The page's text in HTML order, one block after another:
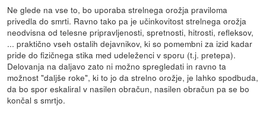
Ne glede na vse to, bo uporaba strelnega orožja praviloma
privedla do smrti. Ravno tako pa je učinkovitost strelnega orožja
neodvisna od telesne pripravljenosti, spretnosti, hitrosti, refleksov,
... praktično vseh ostalih dejavnikov, ki so pomembni za izid kadar
pride do fizičnega stika med udeleženci v sporu (t.j. pretepa).
Delovanja na daljavo zato ni možno spregledati in ravno ta
možnost "daljše roke", ki to jo da strelno orožje, je lahko spodbuda,
da bo spor eskaliral v nasilen obračun, nasilen obračun pa se bo
končal s smrtjo.